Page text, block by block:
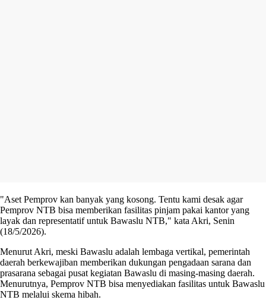
"Aset Pemprov kan banyak yang kosong. Tentu kami desak agar
Pemprov NTB bisa memberikan fasilitas pinjam pakai kantor yang
layak dan representatif untuk Bawaslu NTB," kata Akri, Senin
(18/5/2026).
Menurut Akri, meski Bawaslu adalah lembaga vertikal, pemerintah
daerah berkewajiban memberikan dukungan pengadaan sarana dan
prasarana sebagai pusat kegiatan Bawaslu di masing-masing daerah.
Menurutnya, Pemprov NTB bisa menyediakan fasilitas untuk Bawaslu
NTB melalui skema hibah.